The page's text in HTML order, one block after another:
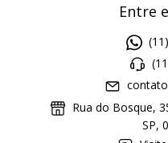
Entre
Rua do Bosque,
SP,